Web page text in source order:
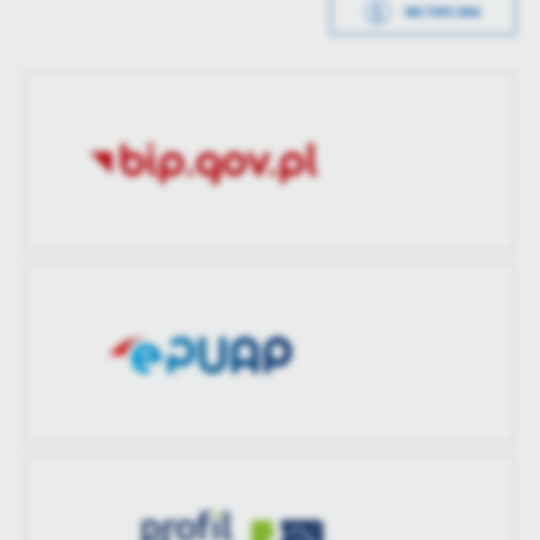
treści w postaci wiadomości, ofert, komunikatów mediów
Data ostatniej
aktualizacji
2020-12-11 16:11:41
METRYCZKA